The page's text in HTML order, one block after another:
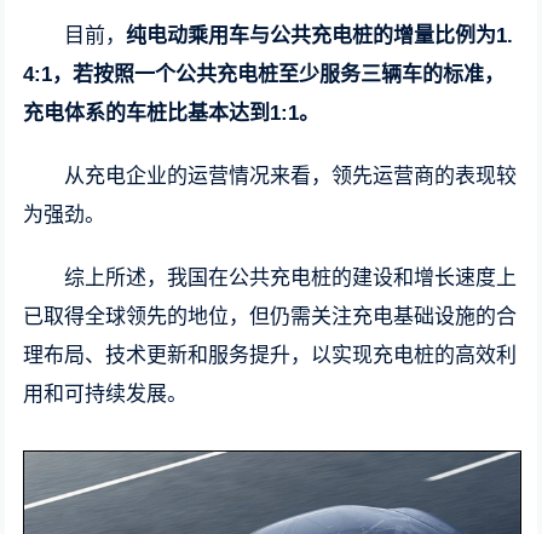
目前，纯电动乘用车与公共充电桩的增量比例为1.
4:1，若按照一个公共充电桩至少服务三辆车的标准，
充电体系的车桩比基本达到1:1。
从充电企业的运营情况来看，领先运营商的表现较
为强劲。
综上所述，我国在公共充电桩的建设和增长速度上
已取得全球领先的地位，但仍需关注充电基础设施的合
理布局、技术更新和服务提升，以实现充电桩的高效利
用和可持续发展。